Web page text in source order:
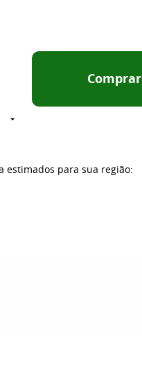
Comprar
estimados para sua região: